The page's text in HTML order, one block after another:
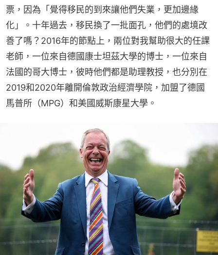
票，因為「覺得移民的到來讓他們失業，更加邊緣
化」。十年過去，移民換了一批面孔，他們的處境改
善了嗎？2016年的節點上，兩位對我幫助很大的任課
老師，一位來自德國康士坦茲大學的博士，一位來自
法國的哥大博士，彼時他們都是助理教授，也分別在
2019和2020年離開倫敦政治經濟學院，加盟了德國
馬普所（MPG）和美國威斯康星大學。